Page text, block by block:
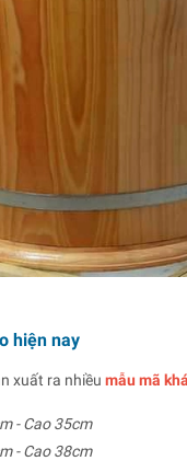
hiện nay
xuất ra nhiều mẫu mã
- Cao 35cm
- Cao 38cm